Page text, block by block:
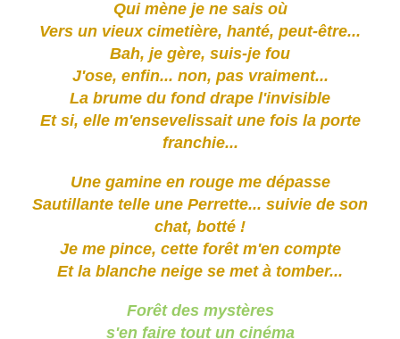
Qui mène je ne sais où
Vers un vieux cimetière, hanté, peut-être...
Bah, je gère, suis-je fou
J'ose, enfin... non, pas vraiment...
La brume du fond drape l'invisible
Et si, elle m'ensevelissait une fois la porte
franchie...
Une gamine en rouge me dépasse
Sautillante telle une Perrette... suivie de son
chat, botté !
Je me pince, cette forêt m'en compte
Et la blanche neige se met à tomber...
Forêt des mystères
s'en faire tout un cinéma